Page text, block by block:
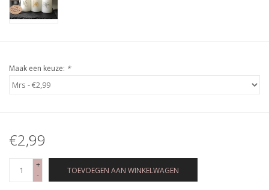
Maak een keuze: *
€2,99
+
-
TOEVOEGEN AAN WINKELWAGEN